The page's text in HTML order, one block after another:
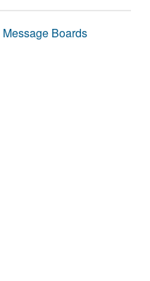
Message Boards